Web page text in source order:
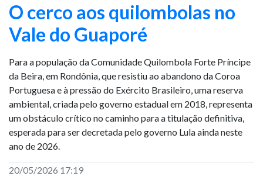
O cerco aos quilombolas no
Vale do Guaporé
Para a população da Comunidade Quilombola Forte Príncipe
da Beira, em Rondônia, que resistiu ao abandono da Coroa
Portuguesa e à pressão do Exército Brasileiro, uma reserva
ambiental, criada pelo governo estadual em 2018, representa
um obstáculo crítico no caminho para a titulação definitiva,
esperada para ser decretada pelo governo Lula ainda neste
ano de 2026.
20/05/2026 17:19